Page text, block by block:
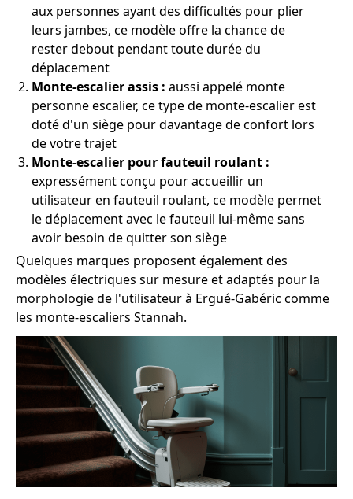
aux personnes ayant des difficultés pour plier
leurs jambes, ce modèle offre la chance de
rester debout pendant toute durée du
déplacement
Monte-escalier assis : aussi appelé monte
personne escalier, ce type de monte-escalier est
doté d'un siège pour davantage de confort lors
de votre trajet
Monte-escalier pour fauteuil roulant :
expressément conçu pour accueillir un
utilisateur en fauteuil roulant, ce modèle permet
le déplacement avec le fauteuil lui-même sans
avoir besoin de quitter son siège
Quelques marques proposent également des
modèles électriques sur mesure et adaptés pour la
morphologie de l'utilisateur à Ergué-Gabéric comme
les monte-escaliers Stannah.